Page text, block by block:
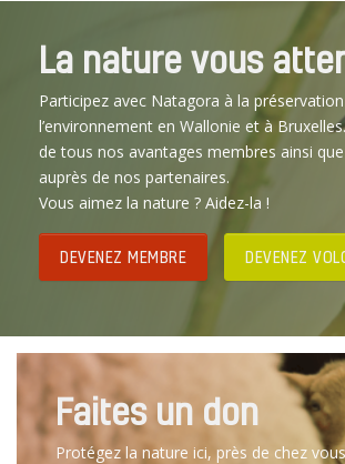
La nature vous
Participez avec Natagora à la
l’environnement en Wallonie et à
de tous nos avantages membres ainsi
auprès de nos partenaires.
Vous aimez la nature ? Aidez-la !
DEVENEZ MEMBRE DEVENEZ
Faites un don
Protégez la nature ici, près de chez